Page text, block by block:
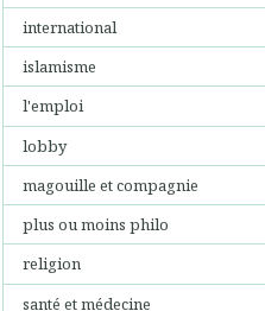
international
islamisme
l'emploi
lobby
magouille et compagnie
plus ou moins philo
religion
santé et médecine